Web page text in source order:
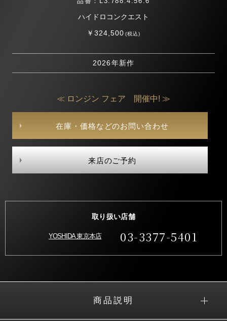
ハイドロコンクエスト
￥324,500(税込)
2026年新作
≪ ロンジン フェア 開催中! ≫
在庫・価格などのお問い合わせ
来店のご予約
取り扱い店舗
YOSHIDA 東京本店 03-3377-5401
商品説明